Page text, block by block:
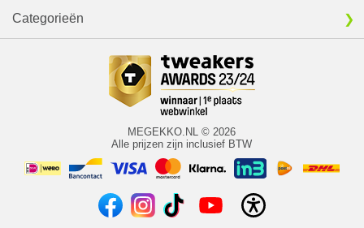
Categorieën
MEGEKKO.NL © 2026
Alle prijzen zijn inclusief BTW